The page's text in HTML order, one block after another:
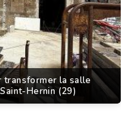
transformer la salle
Hernin (29)